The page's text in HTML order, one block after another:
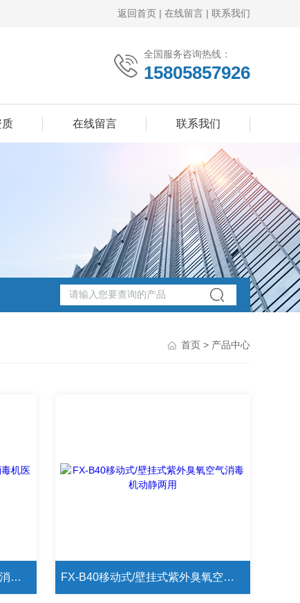
返回首页 | 在线留言 | 联系我们
全国服务咨询热线：
15805857926
质 在线留言 联系我们
首页 > 产品中心
DLFX-B60静态两用等离子空气消毒机医用壁挂式/柜式 FX-B40移动式/壁挂式紫外臭氧空气消毒机动静两用